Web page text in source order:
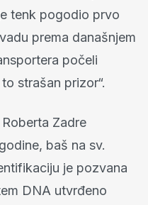
tenk pogodio prvo
prema današnjem
počeli
strašan prizor“.
Zadre
baš na sv.
je pozvana
DNA utvrđeno